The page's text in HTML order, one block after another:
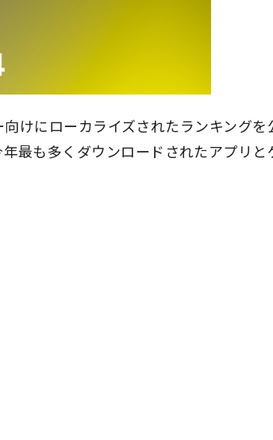
けにローカライズされたランキングを
最も多くダウンロードされたアプリと